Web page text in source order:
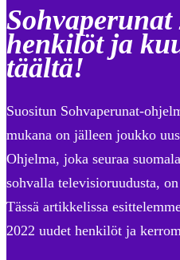
henkilöt ja
täältä!
Suositun Sohvaperunat-
mukana on jälleen joukko
Ohjelma, joka seuraa
sohvalla televisioruudusta,
Tässä artikkelissa
2022 uudet henkilöt ja